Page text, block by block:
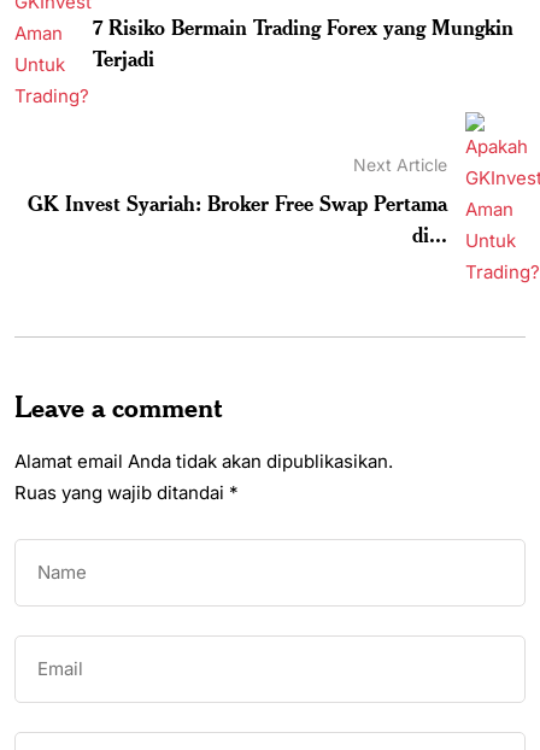
7 Risiko Bermain Trading Forex yang Mungkin
Terjadi
Next Article
GK Invest Syariah: Broker Free Swap Pertama
di...
Leave a comment
Alamat email Anda tidak akan dipublikasikan.
Ruas yang wajib ditandai *